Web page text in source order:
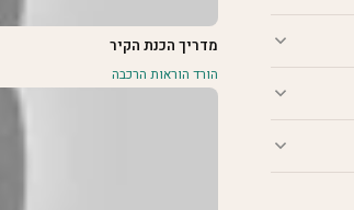
מדריך הכנת הקיר
הורד הוראות הרכבה